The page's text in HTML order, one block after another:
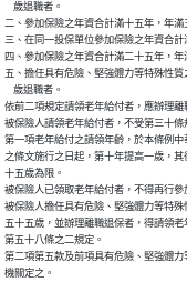
    歲退職者。
二、參加保險之年資合計滿十五年，年滿
三、在同一投保單位參加保險之年資合計
四、參加保險之年資合計滿二十五年，年
五、擔任具有危險、堅強體力等特殊性
    歲退職者。
依前二項規定請領老年給付者，應辦理離
被保險人請領老年給付者，不受第三十條
第一項老年給付之請領年齡，於本條例
之條文施行之日起，第十年提高一歲，
十五歲為限。
被保險人已領取老年給付者，不得再行參
被保險人擔任具有危險、堅強體力等特
五十五歲，並辦理離職退保者，得請領
第五十八條之二規定。
第二項第五款及前項具有危險、堅強體
機關定之。